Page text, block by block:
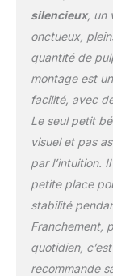
silencieux, un
onctueux,
quantité de
montage est
facilité, avec
Le seul petit
visuel et pas
par l’intuition.
petite place
stabilité
Franchement,
quotidien,
recommande